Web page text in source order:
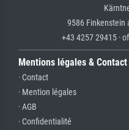
9586 Finkenstein
+43 4257 29415 ·
Mentions légales & Contact
· Contact
· Mention légales
· AGB
· Confidentialité